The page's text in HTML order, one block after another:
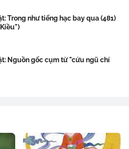
Trong như tiếng hạc bay qua (481)
Nguồn gốc cụm từ "cửu ngũ chí